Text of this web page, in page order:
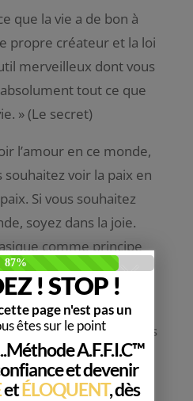
que la vie a de bon à
propre créateur et la loi
merveilleux dont vous
tout ce que
. » (Le secret)
l’amour en ce monde,
souhaitez voir la paix en
Si vous souhaitez
soyez dans la joie.
comme principe
c’est efficace« . (Le
attention sur ce que nous
dans la bonne
Plus nous précisons